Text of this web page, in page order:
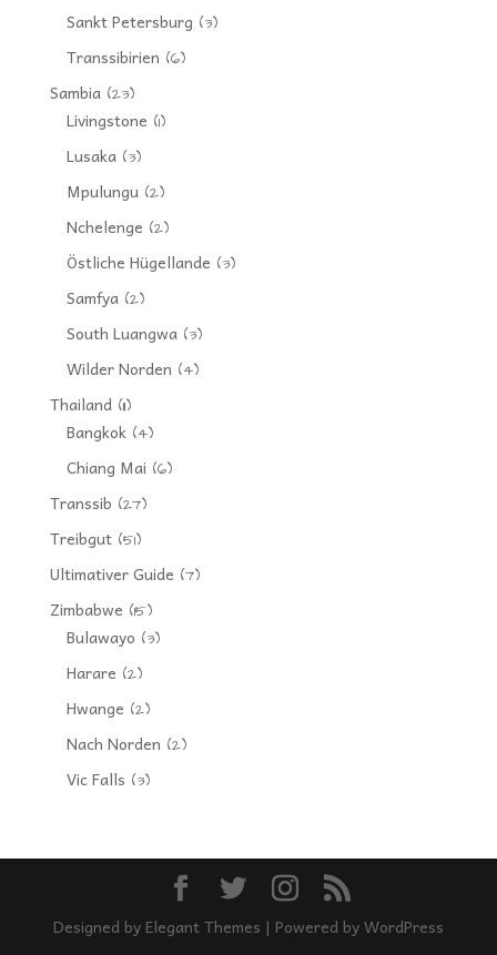
Sankt Petersburg (3)
Transsibirien (6)
Sambia(23)
Livingstone (1)
Lusaka(3)
Mpulungu(2)
Nchelenge (2)
Östliche Hügellande (3)
Samfya(2)
South Luangwa(3)
Wilder Norden (4)
Thailand(11)
Bangkok(4)
Chiang Mai (6)
Transsib (27)
Treibgut(51)
Ultimativer Guide (7)
Zimbabwe (15)
Bulawayo (3)
Harare (2)
Hwange (2)
Nach Norden (2)
Vic Falls (3)
Designed by Elegant Themes | Powered byWordPress